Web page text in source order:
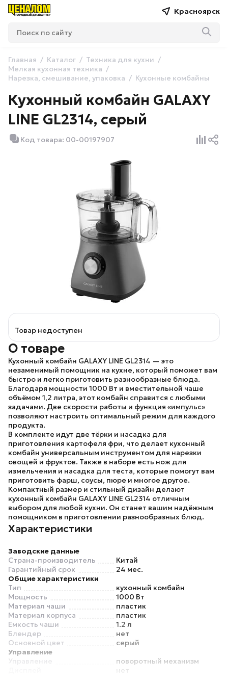
Красноярск
Главная Каталог
Техника для кухни
Мелкая кухонная техника
Нарезка, смешивание, упаковка
Кухонные комбайны
Кухонный комбайн GALAXY
LINE GL2314, серый
Код товара: 00-00197907
Товар недоступен
О товаре
Кухонный комбайн GALAXY LINE GL2314 — это
незаменимый помощник на кухне, который поможет вам
быстро и легко приготовить разнообразные блюда.
Благодаря мощности 1000 Вт и вместительной чаше
объёмом 1,2 литра, этот комбайн справится с любыми
задачами. Две скорости работы и функция «импульс»
позволяют настроить оптимальный режим для каждого
продукта.
В комплекте идут две тёрки и насадка для
приготовления картофеля фри, что делает кухонный
комбайн универсальным инструментом для нарезки
овощей и фруктов. Также в наборе есть нож для
измельчения и насадка для теста, которые помогут вам
приготовить фарш, соусы, пюре и многое другое.
Компактный размер и стильный дизайн делают
кухонный комбайн GALAXY LINE GL2314 отличным
выбором для любой кухни. Он станет вашим надёжным
помощником в приготовлении разнообразных блюд.
Характеристики
Заводские данные
Страна-производитель
Китай
Гарантийный срок
24 мес.
Общие характеристики
Тип
кухонный комбайн
Мощность
1000 Вт
Материал чаши
пластик
Материал корпуса
пластик
Емкость чаши
1.2 л
Блендер
нет
Основной цвет
серый
Управление
Управление
поворотный механизм
нет